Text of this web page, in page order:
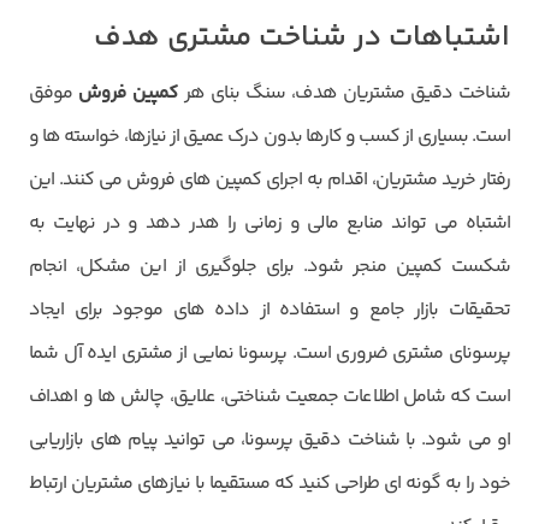
اشتباهات در شناخت مشتری هدف
شناخت دقیق مشتریان هدف، سنگ بنای هر کمپین فروش موفق
است. بسیاری از کسب و کارها بدون درک عمیق از نیازها، خواسته ها و
رفتار خرید مشتریان، اقدام به اجرای کمپین های فروش می کنند. این
اشتباه می تواند منابع مالی و زمانی را هدر دهد و در نهایت به
شکست کمپین منجر شود. برای جلوگیری از این مشکل، انجام
تحقیقات بازار جامع و استفاده از داده های موجود برای ایجاد
پرسونای مشتری ضروری است. پرسونا نمایی از مشتری ایده آل شما
است که شامل اطلاعات جمعیت شناختی، علایق، چالش ها و اهداف
او می شود. با شناخت دقیق پرسونا، می توانید پیام های بازاریابی
خود را به گونه ای طراحی کنید که مستقیما با نیازهای مشتریان ارتباط